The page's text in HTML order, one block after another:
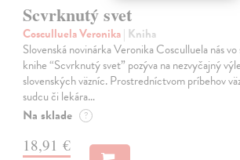
Scvrknutý svet
Cosculluela Veronika| Kniha
Slovenská novinárka Veronika Cosculluela nás
knihe “Scvrknutý svet” pozýva na nezvyčajný
slovenských väzníc. Prostredníctvom príbehov
sudcu či lekára…
Na sklade ?
18,91 €